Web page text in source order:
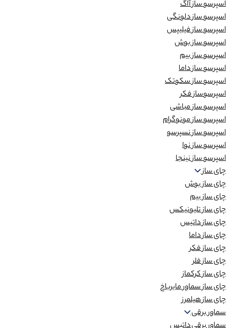
اسپرسو ساز آاگ
اسپرسو ساز دلونگی
اسپرسو ساز فیلیپس
اسپرسو ساز بوش
اسپرسو ساز بیم
اسپرسو ساز داما
اسپرسو ساز سکوتک
اسپرسوساز فکر
اسپرسو ساز مباشی
اسپرسو ساز مونوگرام
اسپرسو ساز نسپرسو
اسپرسو ساز نوا
اسپرسو ساز نینجا
چای ساز
چای ساز بوش
چای ساز بیم
چای ساز تلیونیکس
چای ساز داتیس
چای ساز داما
چای ساز فکر
چای ساز فلر
چای ساز کرکماز
چای ساز سماور مایرباخ
چای ساز هیلمرز
سماور برقی